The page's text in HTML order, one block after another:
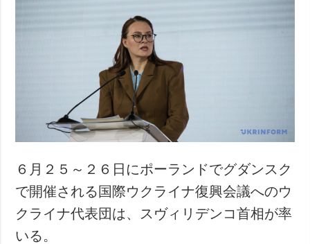
事故・緊急事態
特集
インタビュー
写真
動画
購読
フォトバンク
６月２５～２６日にポーランドでグダンスク
で開催される国際ウクライナ復興会議へのウ
クライナ代表団は、スヴィリデンコ首相が率
いる。